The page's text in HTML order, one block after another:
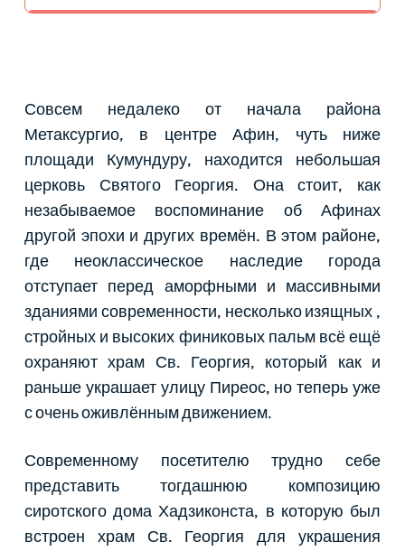
Совсем недалеко от начала района
Метаксургио, в центре Афин, чуть ниже
площади Кумундуру, находится небольшая
церковь Святого Георгия. Она стоит, как
незабываемое воспоминание об Афинах
другой эпохи и других времён. В этом районе,
где неоклассическое наследие города
отступает перед аморфными и массивными
зданиями современности, несколько изящных ,
стройных и высоких финиковых пальм всё ещё
охраняют храм Св. Георгия, который как и
раньше украшает улицу Пиреос, но теперь уже
с очень оживлённым движением.
Современному посетителю трудно себе
представить тогдашнюю композицию
сиротского дома Хадзиконста, в которую был
встроен храм Св. Георгия для украшения